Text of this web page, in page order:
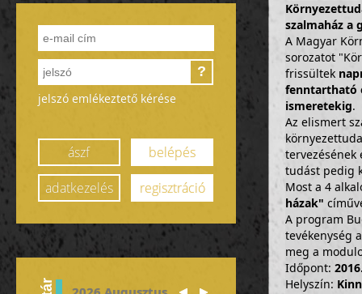
?
jelszó emlékeztető kérése
ászf
belépés
adatkezelés
regisztráció
szalmaház a
A Magyar
sorozatot
frissültek
fenntartható
ismeretekig.
Az elismert
tervezésének
tudást pedig
Most a 4
házak"
A program
tevékenység
meg a
Időpont:
Helyszín: